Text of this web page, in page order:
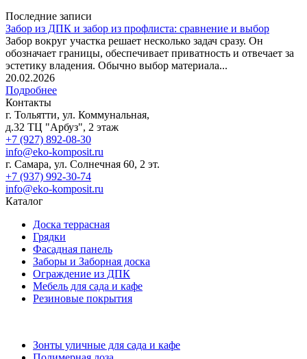
Последние записи
Забор из ДПК и забор из профлиста: сравнение и выбор
Забор вокруг участка решает несколько задач сразу. Он
обозначает границы, обеспечивает приватность и отвечает за
эстетику владения. Обычно выбор материала...
20.02.2026
Подробнее
Контакты
г. Тольятти, ул. Коммунальная,
д.32 ТЦ "Арбуз", 2 этаж
+7 (927) 892-08-30
info@eko-komposit.ru
г. Самара, ул. Солнечная 60, 2 эт.
+7 (937) 992-30-74
info@eko-komposit.ru
Каталог
Доска террасная
Грядки
Фасадная панель
Заборы и Заборная доска
Ограждение из ДПК
Мебель для сада и кафе
Резиновые покрытия
Зонты уличные для сада и кафе